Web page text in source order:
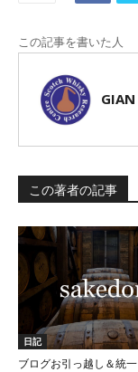
この記事を書いた人
GIAN
この著者の記事
日記
ブログお引っ越し＆統一